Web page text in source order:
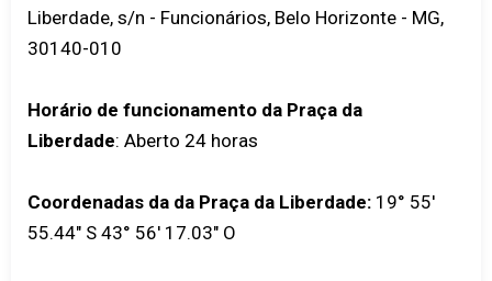
Liberdade, s/n - Funcionários, Belo Horizonte - MG,
30140-010
Horário de funcionamento da Praça da
Liberdade: Aberto 24 horas
Coordenadas da da Praça da Liberdade: 19° 55'
55.44" S 43° 56' 17.03" O